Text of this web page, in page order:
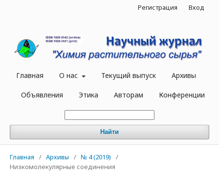
Главная О нас Текущий выпуск Архивы
Объявления Этика Авторам Конференции
Найти
Регистрация Вход
Главная / Архивы / № 4 (2019)
/
Низкомолекулярные соединения